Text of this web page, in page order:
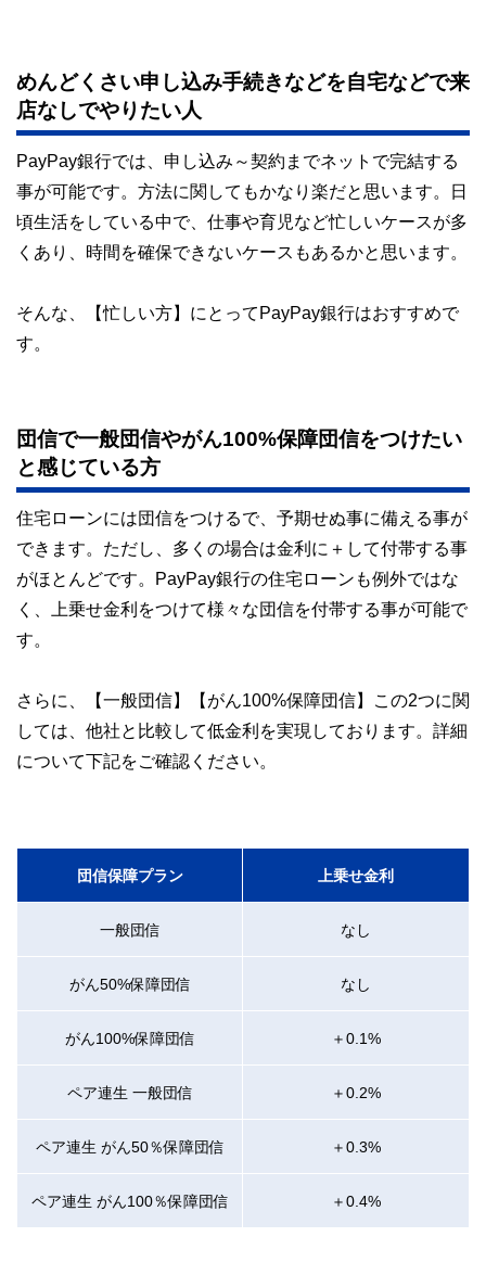
めんどくさい申し込み手続きなどを自宅などで来
店なしでやりたい人
PayPay銀行では、申し込み～契約までネットで完結する
事が可能です。方法に関してもかなり楽だと思います。日
頃生活をしている中で、仕事や育児など忙しいケースが多
くあり、時間を確保できないケースもあるかと思います。
そんな、【忙しい方】にとってPayPay銀行はおすすめで
す。
団信で一般団信やがん100%保障団信をつけたい
と感じている方
住宅ローンには団信をつけるで、予期せぬ事に備える事が
できます。ただし、多くの場合は金利に＋して付帯する事
がほとんどです。PayPay銀行の住宅ローンも例外ではな
く、上乗せ金利をつけて様々な団信を付帯する事が可能で
す。
さらに、【一般団信】【がん100%保障団信】この2つに関
しては、他社と比較して低金利を実現しております。詳細
について下記をご確認ください。
団信保障プラン 上乗せ金利
一般団信 なし
がん50%保障団信 なし
がん100%保障団信 ＋0.1%
ペア連生 一般団信 ＋0.2%
ペア連生 がん50％保障団信 ＋0.3%
ペア連生 がん100％保障団信 ＋0.4%